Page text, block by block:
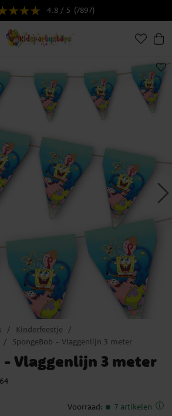
4.8 / 5 (7897)
Kinderfeestje
SpongeBob - Vlaggenlijn 3 meter
- Vlaggenlijn 3 meter
Voorraad: 7 artikelen